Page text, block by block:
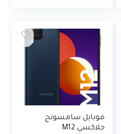
موبايل سامسونج
جلاكسي M12